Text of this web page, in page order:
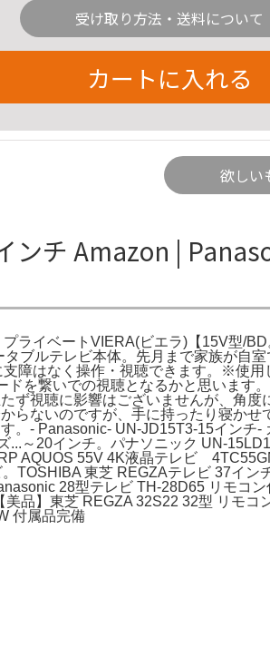
受け取り方法・送料について
カートに入れる
欲しい
ンチ Amazon |
ライベートVIERA(ビエラ)【15V型/BD
ブルテレビ本体。先月まで家族が自
障はなく操作・視聴できます。※使用
を繋いでの視聴となるかと思います
ず視聴に影響はございませんが、角度
らないのですが、手に持ったり寝かせ
。- Panasonic- UN-JD15T3-15インチ-
～20インチ。パナソニック UN-
AQUOS 55V 4K液晶テレビ
TOSHIBA 東芝 REGZAテレビ 37イン
28型テレビ TH-28D65 リモコ
品】東芝 REGZA 32S22 32型 リモコ
付属品完備